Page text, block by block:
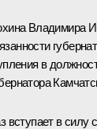
Владимира
в
вступает в силу